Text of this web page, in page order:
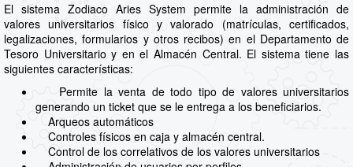
El sistema Zodiaco Aries System permite la administración de
valores universitarios físico y valorado (matrículas, certificados,
legalizaciones, formularios y otros recibos) en el Departamento de
Tesoro Universitario y en el Almacén Central. El sistema tiene las
siguientes características:
Permite la venta de todo tipo de valores universitarios
generando un ticket que se le entrega a los beneficiarios.
Arqueos automáticos
Controles físicos en caja y almacén central.
Control de los correlativos de los valores universitarios